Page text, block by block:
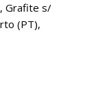
, Grafite s/
(PT),